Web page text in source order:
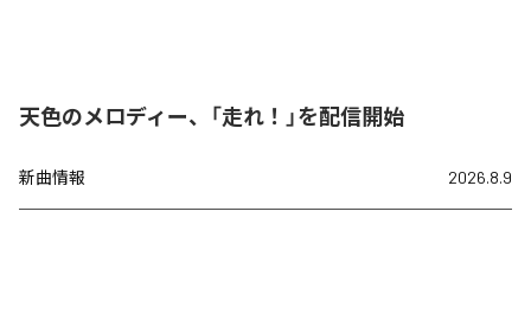
天色のメロディー、「走れ！」を配信開始
新曲情報 2026.8.9